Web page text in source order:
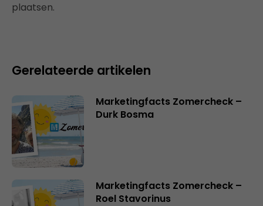
plaatsen.
Gerelateerde artikelen
Marketingfacts Zomercheck –
Durk Bosma
Marketingfacts Zomercheck –
Roel Stavorinus